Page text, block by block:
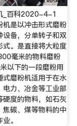
_百科2020-4-1
机是以冲击形式磨粉
设备，分单转子和双
式。是直接将大粒度
毫米的物料磨粉
以下的一段磨粉用
式磨粉机适用于在水
电力、冶金等工业部
硬度的物料，如石灰
焦碳、煤等物料的中
。